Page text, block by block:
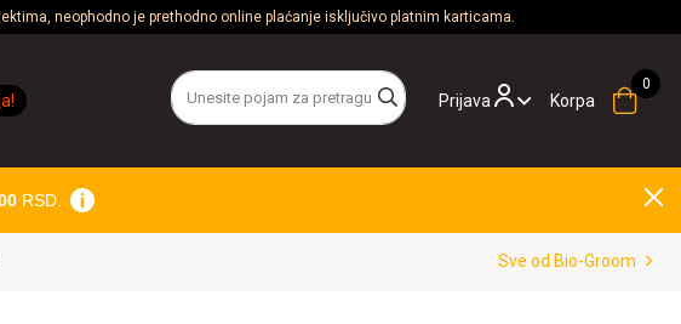
neophodno je prethodno online plaćanje isključivo platnim karticama.
Prijava Korpa
RSD.
Sve od Bio-Groom